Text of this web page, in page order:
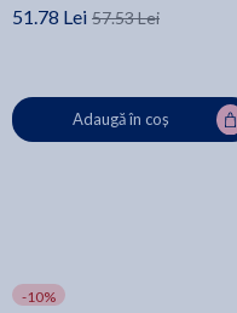
51.78 Lei 57.53 Lei
Adaugă în coș
-10%